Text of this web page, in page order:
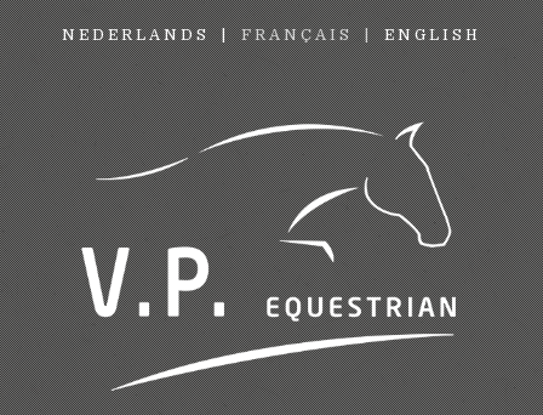
NEDERLANDS FRANÇAIS ENGLISH